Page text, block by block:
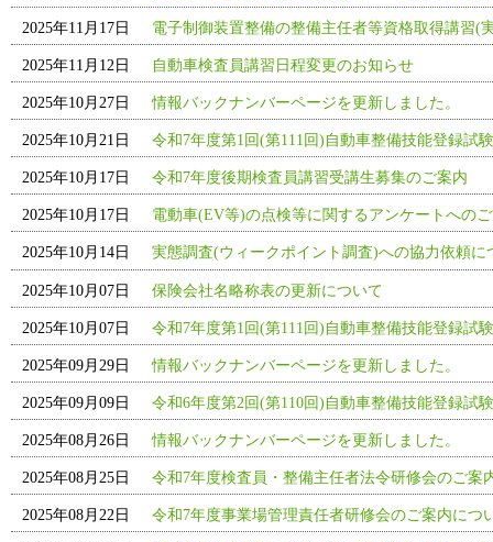
2025年11月17日 電子制御装置整備の整備主任者等資格取得講習(
2025年11月12日 自動車検査員講習日程変更のお知らせ
2025年10月27日 情報バックナンバーページを更新しました。
2025年10月21日 令和7年度第1回(第111回)自動車整備技能登録試
2025年10月17日 令和7年度後期検査員講習受講生募集のご案内
2025年10月17日 電動車(EV等)の点検等に関するアンケートへの
2025年10月14日 実態調査(ウィークポイント調査)への協力依頼に
2025年10月07日 保険会社名略称表の更新について
2025年10月07日 令和7年度第1回(第111回)自動車整備技能登録試
2025年09月29日 情報バックナンバーページを更新しました。
2025年09月09日 令和6年度第2回(第110回)自動車整備技能登録試
2025年08月26日 情報バックナンバーページを更新しました。
2025年08月25日 令和7年度検査員・整備主任者法令研修会のご案
2025年08月22日 令和7年度事業場管理責任者研修会のご案内につ